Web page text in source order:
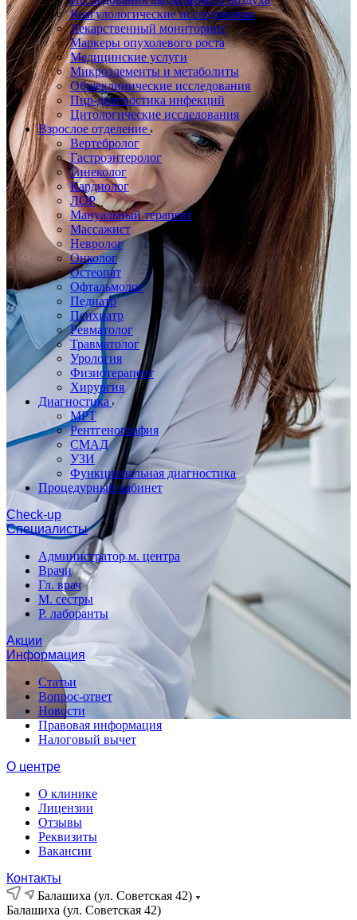
Коагулологические исследования
Лекарственный мониторинг
Маркеры опухолевого роста
Медицинские услуги
Микроэлементы и метаболиты
Общеклинические исследования
Пцр-диагностика инфекций
Цитологические исследования
Взрослое отделение
Вертебролог
Гастроэнтеролог
Гинеколог
Кардиолог
ЛОР
Мануальный терапевт
Массажист
Невролог
Онколог
Остеопат
Офтальмолог
Педиатр
Психиатр
Ревматолог
Травматолог
Урология
Физиотерапевт
Хирургия
Диагностика
МРТ
Рентгенография
СМАД
УЗИ
Функциональная диагностика
Процедурный кабинет
Cheсk-up
Специалисты
Администратор м. центра
Врачи
Гл. врач
М. сестры
Р. лаборанты
Акции
Информация
Статьи
Вопрос-ответ
Новости
Правовая информация
Налоговый вычет
О центре
О клинике
Лицензии
Отзывы
Реквизиты
Вакансии
Контакты
Балашиха (ул. Советская 42)
Балашиха (ул. Советская 42)